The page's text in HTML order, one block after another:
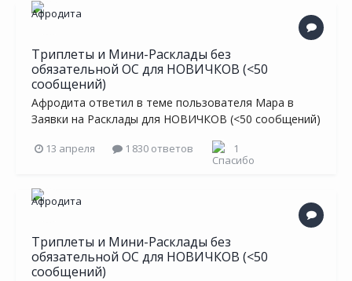
Триплеты и Мини-Расклады без
обязательной ОС для НОВИЧКОВ (<50
сообщений)
Афродита ответил в теме пользователя Мара в
Заявки на Расклады для НОВИЧКОВ (<50 сообщений)
13 апреля 1 830 ответов 1
Триплеты и Мини-Расклады без
обязательной ОС для НОВИЧКОВ (<50
сообщений)